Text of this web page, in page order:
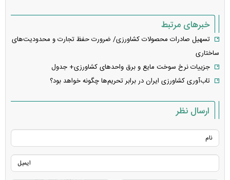
خبرهای مرتبط
تسهیل صادرات محصولات کشاورزی/ ضرورت حفظ تجارت و محدودیت‌های
ساختاری
جزییات نرخ سوخت مایع و برق واحد‌های کشاورزی+ جدول
تاب‌آوری کشاورزی ایران در برابر تحریم‌ها چگونه خواهد بود؟
ارسال نظر